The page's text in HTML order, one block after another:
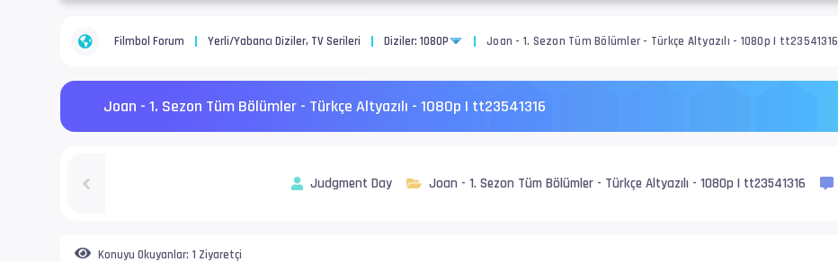
Filmbol Forum Yerli/Yabancı Diziler, TV Serileri Diziler: 1080P Joan - 1. Sezon Tüm Bölümler - Türkçe Altyazılı - 1080p | tt23541316
Joan - 1. Sezon Tüm Bölümler - Türkçe Altyazılı - 1080p | tt23541316
Judgment Day Joan - 1. Sezon Tüm Bölümler - Türkçe Altyazılı - 1080p | tt23541316
Konuyu Okuyanlar: 1 Ziyaretçi